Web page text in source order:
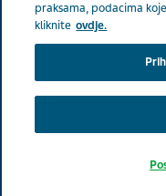
Aktivni sastojak
propifenazon,
praksama, podacima
kliknite ovdje.